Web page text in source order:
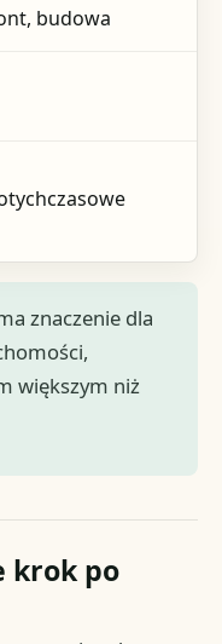
budowa
znaczenie dla
większym niż
krok po